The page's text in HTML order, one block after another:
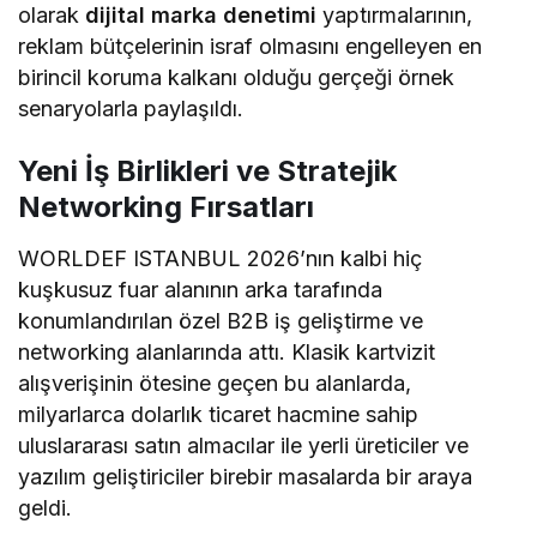
olarak dijital marka denetimi yaptırmalarının,
reklam bütçelerinin israf olmasını engelleyen en
birincil koruma kalkanı olduğu gerçeği örnek
senaryolarla paylaşıldı.
Yeni İş Birlikleri ve Stratejik
Networking Fırsatları
WORLDEF ISTANBUL 2026’nın kalbi hiç
kuşkusuz fuar alanının arka tarafında
konumlandırılan özel B2B iş geliştirme ve
networking alanlarında attı. Klasik kartvizit
alışverişinin ötesine geçen bu alanlarda,
milyarlarca dolarlık ticaret hacmine sahip
uluslararası satın almacılar ile yerli üreticiler ve
yazılım geliştiriciler birebir masalarda bir araya
geldi.